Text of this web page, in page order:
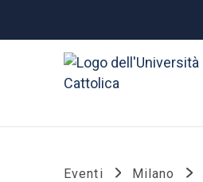
Eventi Milano